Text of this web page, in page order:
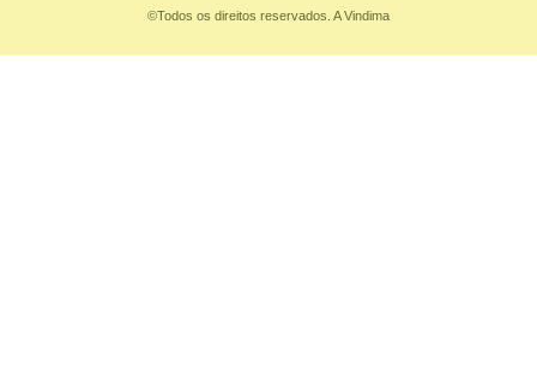
©Todos os direitos reservados. A Vindima